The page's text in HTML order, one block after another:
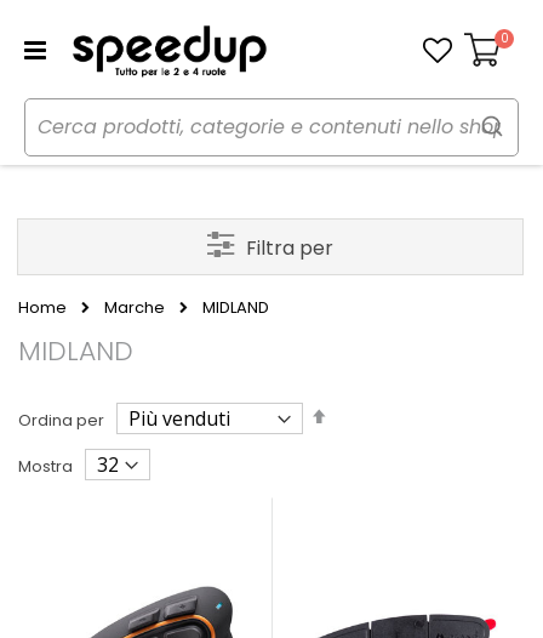
Carrello
0
Home Marche MIDLAND
MIDLAND
Ordina per
Imposta
Mostra
Filtra per